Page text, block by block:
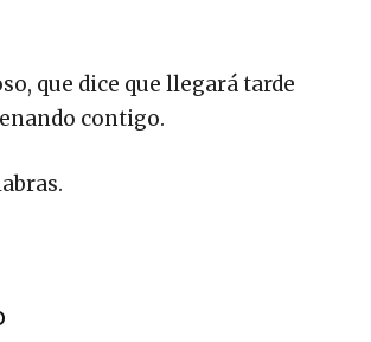
que dice que llegará tarde
contigo.